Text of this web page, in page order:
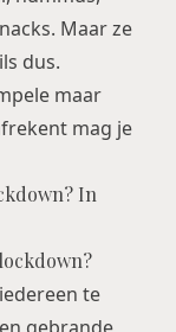
Maar ze
dus.
maar
mag je
In
te